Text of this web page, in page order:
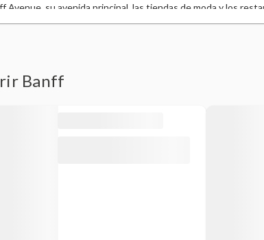
Avenue, su avenida principal, las tiendas de moda y los
Los 6.500 kilómetros cuadrados de áreas verdes
Banff